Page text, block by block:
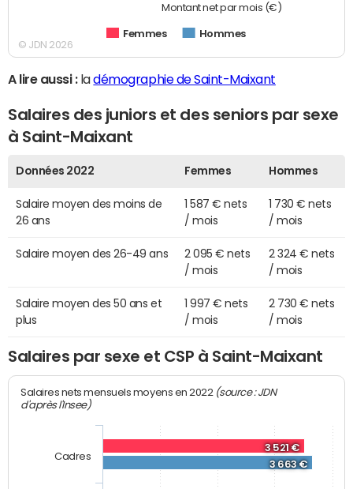
Montant net par mois (€)
Femmes Hommes
© JDN 2026
A lire aussi :ladémographie de Saint-Maixant
Salaires des juniors et des seniors par sexe
à Saint-Maixant
Données 2022 Femmes Hommes
Salaire moyen des moins de
26 ans
1 587 € nets
/ mois
1 730 € nets
/ mois
Salaire moyen des 26-49 ans
2 095 € nets
/ mois
2 324 € nets
/ mois
Salaire moyen des 50 ans et
plus
1 997 € nets
/ mois
2 730 € nets
/ mois
Salaires par sexe et CSP à Saint-Maixant
Salaires nets mensuels moyens en 2022 (source : JDN
d'après l'Insee)
3 521 €
3 663 €
Cadres